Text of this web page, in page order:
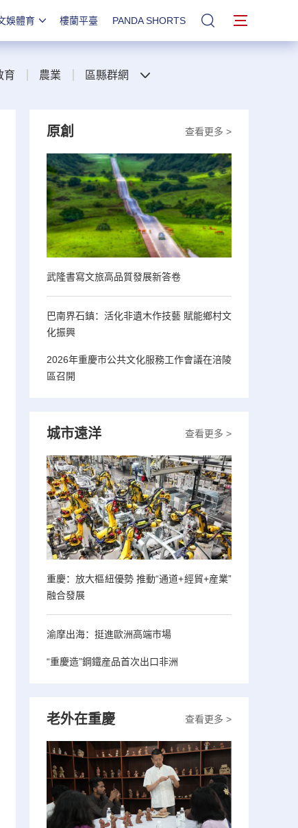
娛體育 樓蘭平臺 PANDA SHORTS 站內搜索
育 農業 區縣群網
查看更多 >
原創
武隆書寫文旅高品質發展新答卷
巴南界石鎮：活化非遺木作技藝 賦能鄉村文
化振興
2026年重慶市公共文化服務工作會議在涪陵
區召開
查看更多 >
城市遠洋
重慶：放大樞紐優勢 推動“通道+經貿+産業”
融合發展
渝摩出海：挺進歐洲高端市場
“重慶造”鋼鐵産品首次出口非洲
查看更多 >
老外在重慶